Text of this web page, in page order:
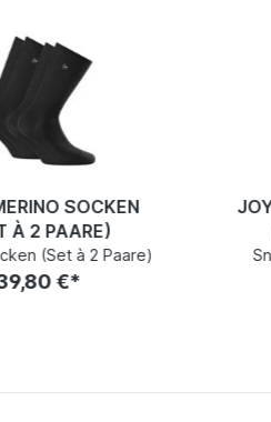
SOCKEN
À 2 PAARE)
(Set à 2 Paare)
€*